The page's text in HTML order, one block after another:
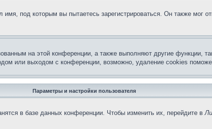
под которым вы пытаетесь зарегистрироваться. Он также мог
на этой конференции, а также выполняют другие функции,
или выходом с конференции, возможно, удаление cookies
Параметры и настройки пользователя
в базе данных конференции. Чтобы изменить их, перейдите в